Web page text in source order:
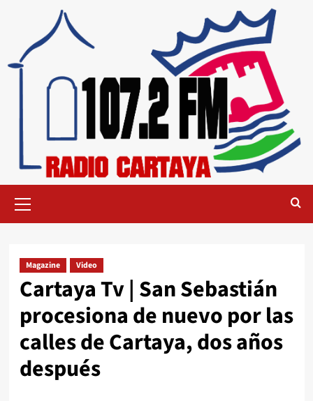
Magazine Video
Cartaya Tv | San Sebastián
procesiona de nuevo por las
calles de Cartaya, dos años
después